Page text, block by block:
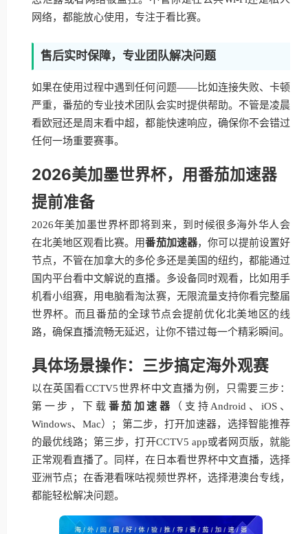
网络，都能放心使用，专注于看比赛。
售后实时保障，专业团队解决问题
如果在使用过程中遇到任何问题——比如连接失败、卡顿
严重，番茄的专业技术团队会实时提供帮助。不管是凌晨
看欧冠还是周末看中超，都能快速响应，确保你不会错过
任何一场重要赛事。
2026美加墨世界杯，用番茄加速器
提前准备
2026年美加墨世界杯即将到来，到时候很多海外华人会
在北美地区观看比赛。用番茄加速器，你可以提前设置好
节点，不管在加拿大的多伦多还是美国的纽约，都能通过
国内平台看中文解说的直播。多设备同时观看，比如用手
机看小组赛，用电脑看淘汰赛，无限流量支持你看完整届
世界杯。而且番茄的全球节点会提前优化北美地区的线
路，确保直播流畅无延迟，让你不错过每一个精彩瞬间。
具体场景操作：三步搞定海外观赛
以在英国看CCTV5世界杯中文直播为例，只需要三步：
第一步，下载 番茄加速器
（支持Android、iOS、
Windows、Mac）；第二步，打开加速器，选择智能推荐
的最优线路；第三步，打开CCTV5 app或者网页版，就能
正常观看直播了。同样，在日本看世界杯中文直播，选择
亚洲节点；在香港看咪咕视频世界杯，选择港澳台专线，
都能轻松解决问题。